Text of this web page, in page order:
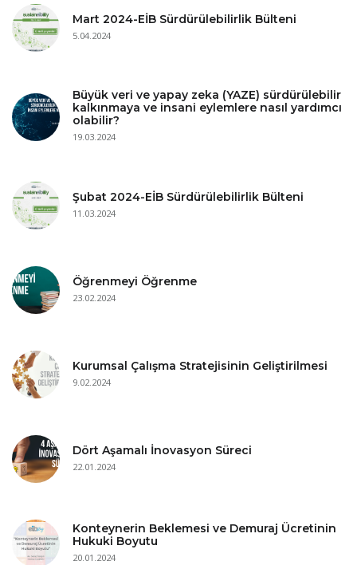
Mart 2024-EİB Sürdürülebilirlik Bülteni
5.04.2024
Büyük veri ve yapay zeka (YAZE) sürdürülebilir
kalkınmaya ve insani eylemlere nasıl yardımcı
olabilir?
19.03.2024
Şubat 2024-EİB Sürdürülebilirlik Bülteni
11.03.2024
Öğrenmeyi Öğrenme
23.02.2024
Kurumsal Çalışma Stratejisinin Geliştirilmesi
9.02.2024
Dört Aşamalı İnovasyon Süreci
22.01.2024
Konteynerin Beklemesi ve Demuraj Ücretinin
Hukuki Boyutu
20.01.2024